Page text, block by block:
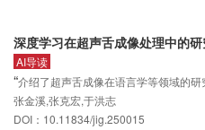
的研究背景与意义。从传统机器学习
针对深度学习技术在三维缺陷检测中的
个维度，深入探讨了当前的研究现状与
测基准数据集进行了全面分析，为研究
考。讨论了三维缺陷检测的主要挑战和
术的进一步发展提供了指导。
深度学习在超声舌成像处理中的
AI导读
“介绍了超声舌成像在语言学等领域的
舌成像处理难题，为语音工程应用等开
张金溪,张克宏,于洪志
DOI：10.11834/jig.250015